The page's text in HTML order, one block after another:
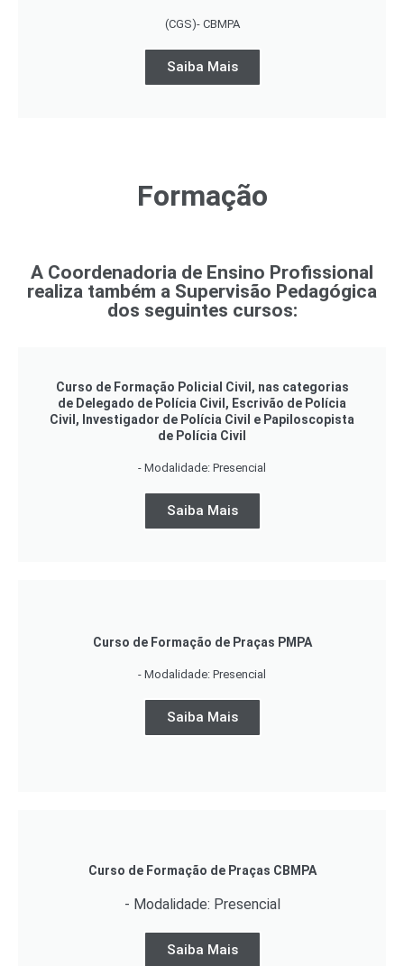
(CGS)- CBMPA
Saiba Mais
Formação
A Coordenadoria de Ensino Profissional
realiza também a Supervisão Pedagógica
dos seguintes cursos:
Curso de Formação Policial Civil, nas categorias
de Delegado de Polícia Civil, Escrivão de Polícia
Civil, Investigador de Polícia Civil e Papiloscopista
de Polícia Civil
- Modalidade: Presencial
Saiba Mais
Curso de Formação de Praças PMPA
- Modalidade: Presencial
Saiba Mais
Curso de Formação de Praças CBMPA
- Modalidade: Presencial
Saiba Mais